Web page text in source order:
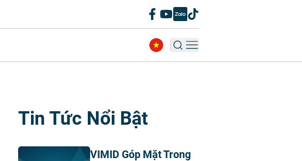
Tin Tức Nổi Bật
VIMID Góp Mặt Trong